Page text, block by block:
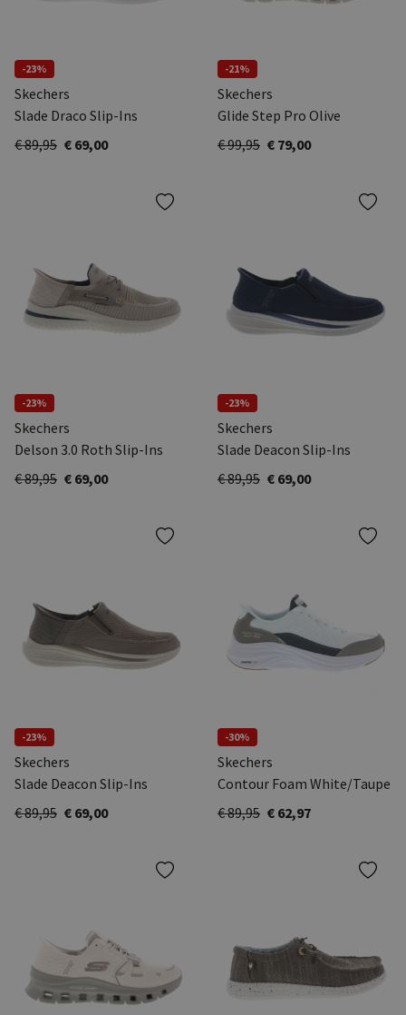
-23%
Skechers
Slade Draco Slip-Ins
€ 89,95 € 69,00
-21%
Skechers
Glide Step Pro Olive
€ 99,95 € 79,00
-23%
Skechers
Delson 3.0 Roth Slip-Ins
€ 89,95 € 69,00
-23%
Skechers
Slade Deacon Slip-Ins
€ 89,95 € 69,00
-23%
Skechers
Slade Deacon Slip-Ins
€ 89,95 € 69,00
-30%
Skechers
Contour Foam White/Taupe
€ 89,95 € 62,97